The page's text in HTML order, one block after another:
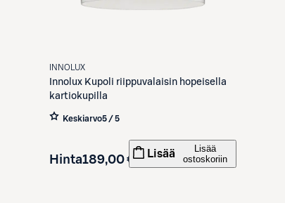
INNOLUX
Innolux Kupoli riippuvalaisin hopeisella
kartiokupilla
Keskiarvo5 / 5
Hinta189,00 € Lisää
Lisää
ostoskoriin